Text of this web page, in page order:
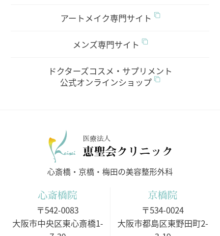
アートメイク専門サイト
メンズ専門サイト
ドクターズコスメ・サプリメント
公式オンラインショップ
医療法人
心斎橋・京橋・梅田の美容整形外科
心斎橋院
〒542-0083
大阪市中央区東心斎橋1-
京橋院
〒534-0024
大阪市都島区東野田町2-